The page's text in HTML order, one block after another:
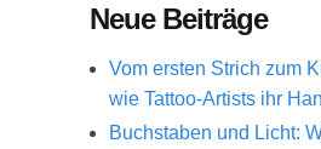
Neue Beiträge
Vom ersten Strich zum
wie Tattoo-Artists ihr
Buchstaben und Licht: